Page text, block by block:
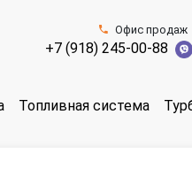
Офис продаж
+7 (918) 245-00-88
Топливная система